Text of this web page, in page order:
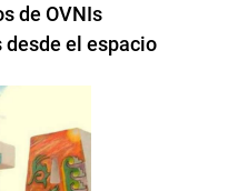
de OVNIs
el espacio